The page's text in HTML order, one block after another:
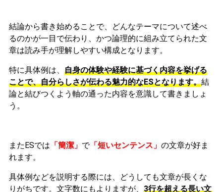
結論から書き始めることで、どんなテーマについて述べ
るのかが一目で伝わり、かつ論理的に組み立てられた文
章は読み手が理解しやすい構成となります。
特に具体例は、 自身の体験や経験に基づく内容を挙げる
ことで、自分らしさが伝わる魅力的なESとなります。結
論と結びつくよう軸の通った内容を意識して書きましょ
う。
またESでは 「簡潔」 で「短いセンテンス」 の文章が好ま
れます。
具体例などを説明する際には、どうしても文章が長くな
りがちです。文字数にもよりますが、 3行を超える長い文